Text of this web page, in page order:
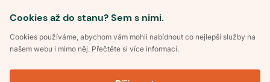
Cookies až do stanu? Sem s nimi.
Cookies používáme, abychom vám mohli nabídnout co nejlepší služby na
našem webu i mimo něj. Přečtěte si více informací.